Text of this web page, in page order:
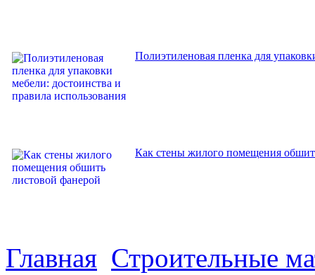
Полиэтиленовая пленка для
Как стены жилого помещения
Главная Строительные